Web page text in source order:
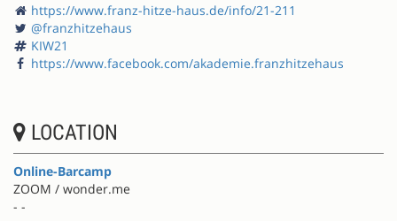
https://www.franz-hitze-haus.de/info/21-211
@franzhitzehaus
KIW21
https://www.facebook.com/akademie.franzhitzehaus
LOCATION
Online-Barcamp
ZOOM / wonder.me
- -